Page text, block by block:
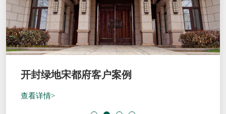
开封绿地宋都府客户案例
查看详情>